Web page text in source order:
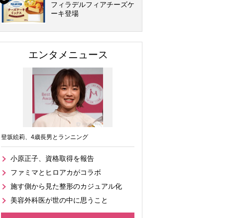
フィラデルフィアチーズケ
ーキ登場
エンタメニュース
登坂絵莉、4歳長男とランニング
小原正子、資格取得を報告
ファミマとヒロアカがコラボ
施す側から見た整形のカジュアル化
美容外科医が世の中に思うこと